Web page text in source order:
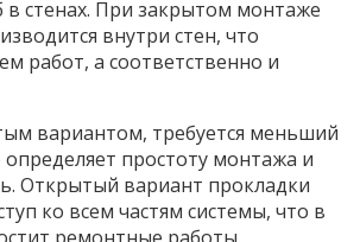
стенах. При закрытом монтаже
внутри стен, что
работ, а соответственно и
вариантом, требуется меньший
простоту монтажа и
Открытый вариант прокладки
ко всем частям системы, что в